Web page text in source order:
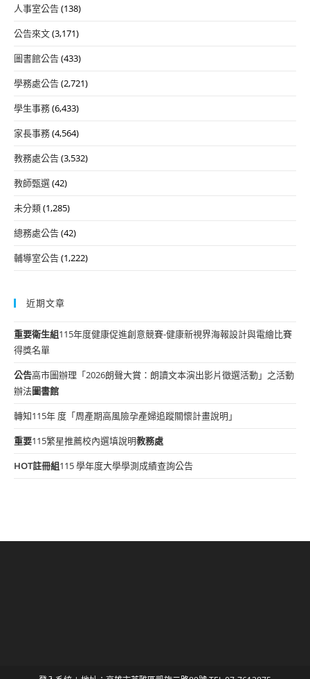
人事室公告(138)
公告來文(3,171)
圖書館公告(433)
學務處公告(2,721)
學生事務(6,433)
家長事務(4,564)
教務處公告(3,532)
教師甄選(42)
未分類(1,285)
總務處公告(42)
輔導室公告(1,222)
近期文章
重要衛生組115年度健康促進創意競賽-健康新視界海報設計與電繪比賽
得獎名單
公告高市圖辦理「2026朗聲大賞：朗讀文本演出影片徵選活動」之活動
辦法圖書館
轉知115年 度「周產期高風險孕產婦追蹤關懷計畫說明」
重要115繁星推薦校內選填說明教務處
HOT註冊組115 學年度大學學測成績查詢公告